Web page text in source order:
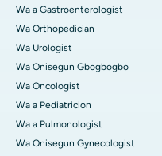
Wa a Gastroenterologist
Wa Orthopedician
Wa Urologist
Wa Onisegun Gbogbogbo
Wa Oncologist
Wa a Pediatricion
Wa a Pulmonologist
Wa Onisegun Gynecologist